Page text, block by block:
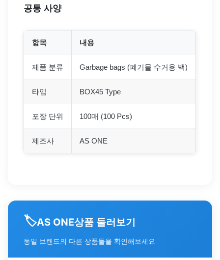
공통 사양
항목 내용
제품 분류 Garbage bags (폐기물 수거용 백)
타입 BOX45 Type
포장 단위 100매 (100 Pcs)
제조사 AS ONE
🏷️AS ONE상품 둘러보기
동일 브랜드의 다른 상품들을 확인해보세요